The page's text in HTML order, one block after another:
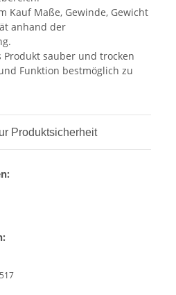
Kauf Maße, Gewinde, Gewicht
anhand der
Produkt sauber und trocken
Funktion bestmöglich zu
Produktsicherheit